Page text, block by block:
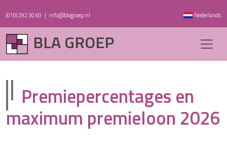
(010) 292 30 60 | info@blagroep.nl Nederlands
BLA GROEP
Premiepercentages en
maximum premieloon 2026